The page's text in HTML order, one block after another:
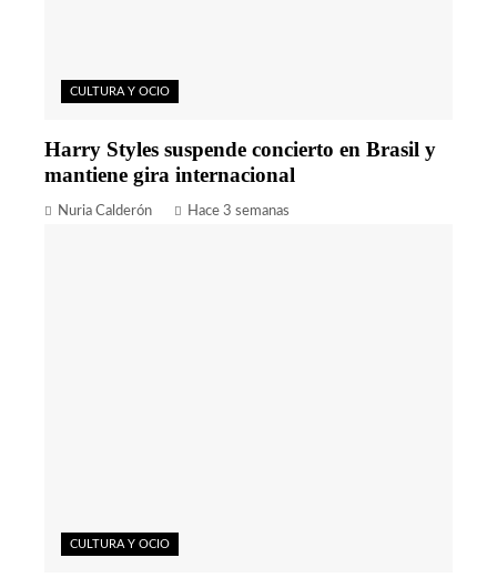
CULTURA Y OCIO
Harry Styles suspende concierto en Brasil y
mantiene gira internacional
Nuria Calderón Hace 3 semanas
CULTURA Y OCIO